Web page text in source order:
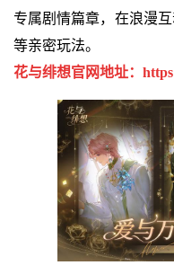
专属剧情篇章，在浪漫
等亲密玩法。
花与绯想官网地址：